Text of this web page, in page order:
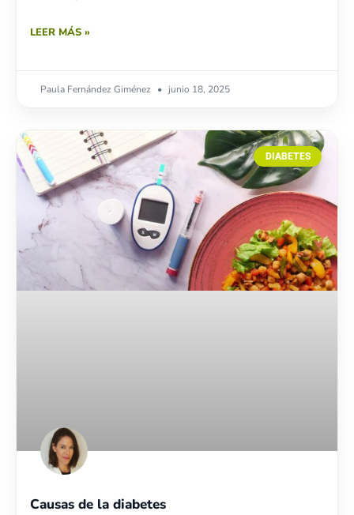
LEER MÁS »
Paula Fernández Giménez junio 18, 2025
DIABETES
Causas de la diabetes